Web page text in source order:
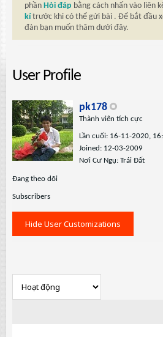
phần Hỏi đáp bằng cách nhấn vào liên
kí trước khi có thể gửi bài . Để bắt đầu
đàn bạn muốn thăm dưới đây.
User Profile
pk178
Thành viên tích cực
Lần cuối: 16-11-2020,
Joined: 12-03-2009
Nơi Cư Ngụ: Trái Đất
Ðang theo dõi
Subscribers
Hide User Customizations